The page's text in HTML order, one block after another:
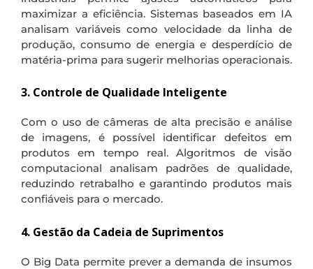
maximizar a eficiência. Sistemas baseados em IA
analisam variáveis como velocidade da linha de
produção, consumo de energia e desperdício de
matéria-prima para sugerir melhorias operacionais.
3. Controle de Qualidade Inteligente
Com o uso de câmeras de alta precisão e análise
de imagens, é possível identificar defeitos em
produtos em tempo real. Algoritmos de visão
computacional analisam padrões de qualidade,
reduzindo retrabalho e garantindo produtos mais
confiáveis para o mercado.
4. Gestão da Cadeia de Suprimentos
O Big Data permite prever a demanda de insumos